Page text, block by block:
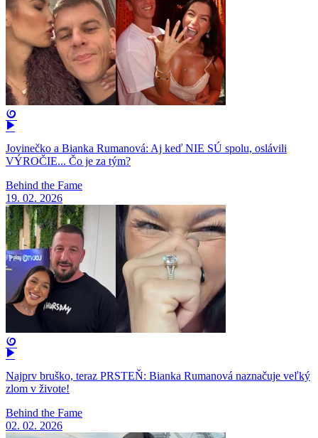
Jovinečko a Bianka Rumanová: Aj keď NIE SÚ spolu, oslávili
VÝROČIE... Čo je za tým?
Behind the Fame
19. 02. 2026
Najprv bruško, teraz PRSTEŇ: Bianka Rumanová naznačuje veľký
zlom v živote!
Behind the Fame
02. 02. 2026